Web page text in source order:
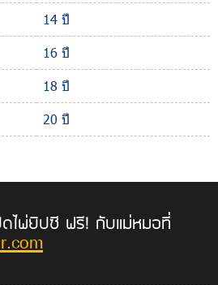
14 ปี
16 ปี
18 ปี
20 ปี
ดไพ่ยิปซี ฟรี! กับแม่หมอที่